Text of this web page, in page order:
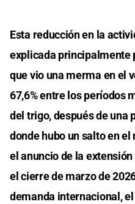
Esta reducción en la
explicada principalmente
que vio una merma en el
67,6% entre los períodos
del trigo, después de una
donde hubo un salto en
el anuncio de la
el cierre de marzo de
demanda internacional,